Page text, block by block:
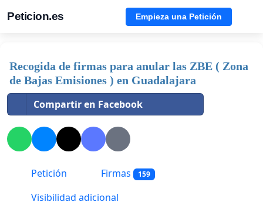
Peticion.es Empieza una Petición
Recogida de firmas para anular las ZBE ( Zona
de Bajas Emisiones ) en Guadalajara
Compartir en Facebook
Petición Firmas 159
Visibilidad adicional